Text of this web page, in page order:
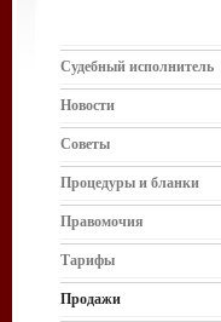
Судебный исполнитель
Новости
Советы
Процедуры и бланки
Правомочия
Тарифы
Продажи